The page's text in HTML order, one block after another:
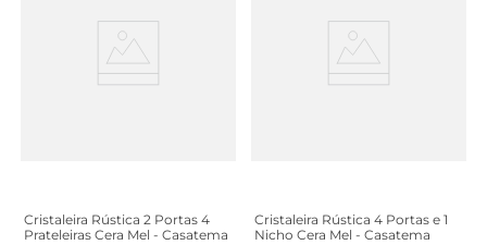
Cristaleira Rústica 2 Portas 4
Prateleiras Cera Mel - Casatema
Cristaleira Rústica 4 Portas e 1
Nicho Cera Mel - Casatema